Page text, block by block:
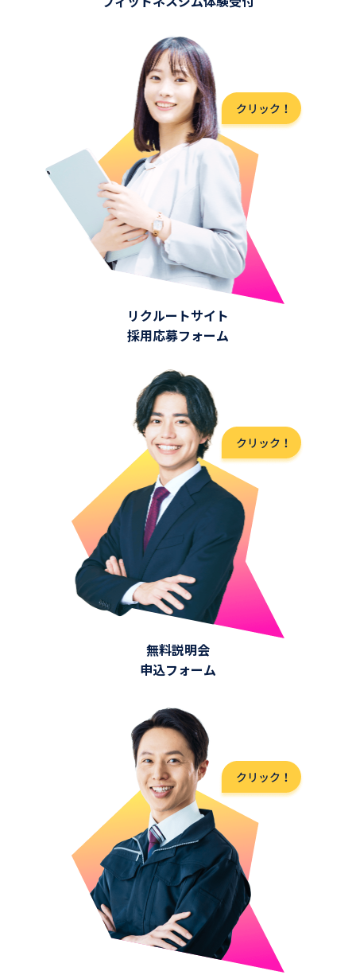
フィットネスジム体験受付
リクルートサイト
採用応募フォーム
無料説明会
申込フォーム